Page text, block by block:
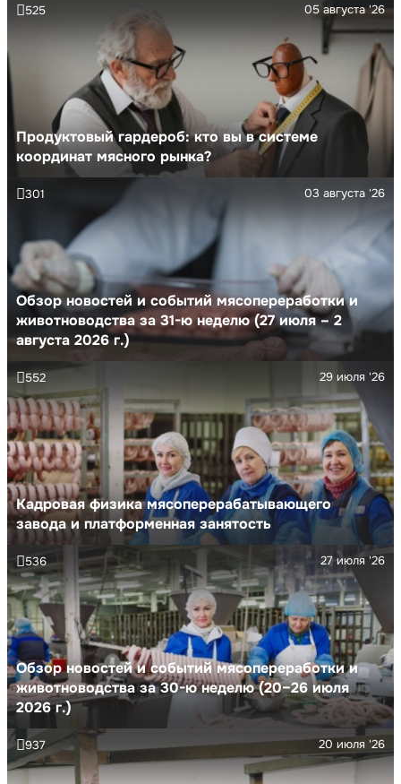
Продуктовый гардероб: кто вы в системе
координат мясного рынка?
05 августа '26
525
Обзор новостей и событий мясопереработки и
животноводства за 31-ю неделю (27 июля – 2
августа 2026 г.)
03 августа '26
301
Кадровая физика мясоперерабатывающего
завода и платформенная занятость
29 июля '26
552
Обзор новостей и событий мясопереработки и
животноводства за 30-ю неделю (20–26 июля
2026 г.)
27 июля '26
536
20 июля '26
937